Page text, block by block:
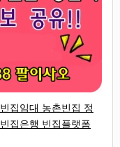
집임대 농촌빈집 정
집은행 빈집플랫폼